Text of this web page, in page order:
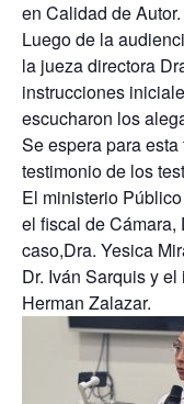
en Calidad de
Luego de la
la jueza directora
instrucciones
escucharon los
Se espera para
testimonio de los
El ministerio
el fiscal de Cámara,
caso,Dra. Yesica
Dr. Iván Sarquis y
Herman Zalazar.